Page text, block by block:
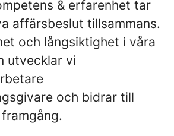
& erfarenhet tar
affärsbeslut tillsammans.
och långsiktighet i våra
utvecklar vi
och bidrar till